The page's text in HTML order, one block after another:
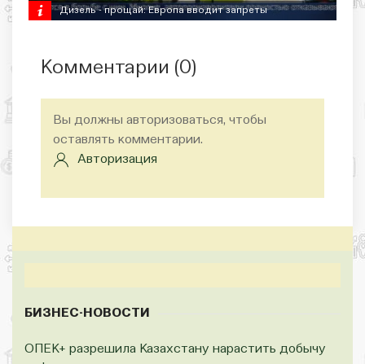
Дизель - прощай: Европа вводит запреты
Комментарии (0)
Вы должны авторизоваться, чтобы
оставлять комментарии.
Авторизация